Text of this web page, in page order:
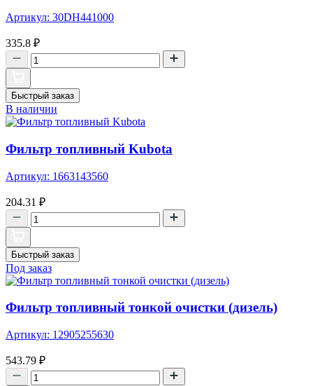
Артикул: 30DH441000
335.8 ₽
Быстрый заказ
В наличии
Фильтр топливный Kubota
Артикул: 1663143560
204.31 ₽
Быстрый заказ
Под заказ
Фильтр топливный тонкой очистки (дизель)
Артикул: 12905255630
543.79 ₽